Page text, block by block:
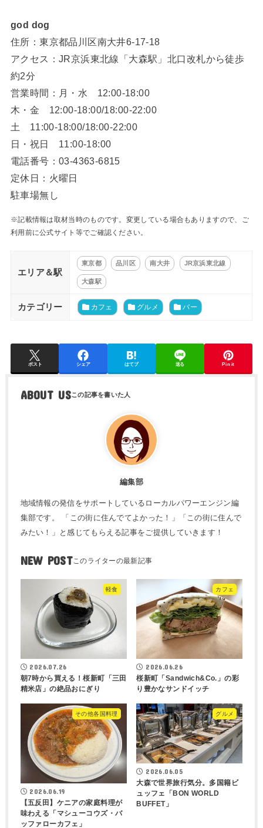
god dog
住所：東京都品川区南大井6-17-18
アクセス：JR京浜東北線「大森駅」北口改札から徒歩
約2分
営業時間：月・水 12:00-18:00
木・金 12:00-18:00/18:00-22:00
土 11:00-18:00/18:00-22:00
日・祝日 11:00-18:00
電話番号：03-4363-6815
定休日：火曜日
駐車場無し
※記載情報は取材当時のものです。変更している場合もありますので、ご
利用前に公式サイト等でご確認ください。
エリア＆駅
東京都 品川区 南大井 JR京浜東北線
大森駅
カテゴリー カフェ グルメ バー
ポスト シェア はてブ 送る Pin it
ABOUT US
編集部
地域情報の発信をサポートしているローカルパワーエンジン編
集部です。 「この街に住んでてよかった！」「この街に住んで
みたい！」と感じてもらえる記事をご提供していきます！
NEW POST
軽食
2026.07.26
朝7時から買える！桜新町「三田
精米店」の絶品おにぎり
カフェ
2026.06.26
桜新町「Sandwich&Co.」の彩
り豊かなサンドイッチ
その他各国料理
2026.06.19
【五反田】ケニアの家庭料理が
味わえる「マシューコウズ・バ
ッファローカフェ」
グルメ
2026.06.05
大森で世界旅行気分。多国籍ビ
ュッフェ「BON WORLD
BUFFET」